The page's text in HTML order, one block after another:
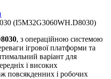
(I5M32G3060WH.D8030)
, з операційною системою
ігрової платформи та
варіант для
і високих
повсякденних і робочих